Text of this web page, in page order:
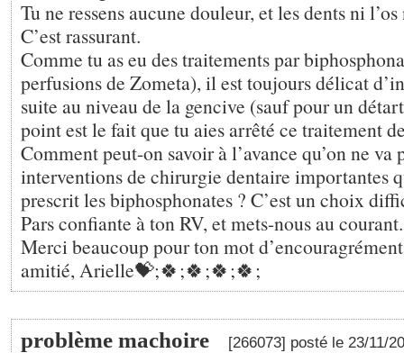
Tu ne ressens aucune douleur, et les dents ni
C’est rassurant.
Comme tu as eu des traitements par
perfusions de Zometa), il est toujours délicat
suite au niveau de la gencive (sauf pour un
point est le fait que tu aies arrêté ce traitement
Comment peut-on savoir à l’avance qu’on ne va
interventions de chirurgie dentaire importantes
prescrit les biphosphonates ? C’est un choix
Pars confiante à ton RV, et mets-nous au courant.
Merci beaucoup pour ton mot
amitié, Arielle💝;🍀;🍀;🍀;🍀;
problème machoire
[266073] posté le 23/11/